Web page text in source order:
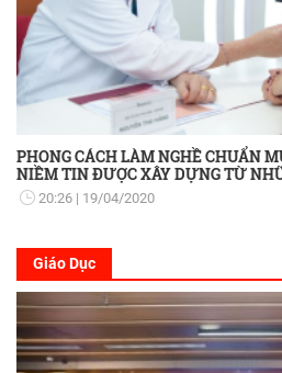
PHONG CÁCH LÀM NGHỀ CHUẨN
NIỀM TIN ĐƯỢC XÂY DỰNG TỪ
20:26 19/04/2020
Giáo Dục